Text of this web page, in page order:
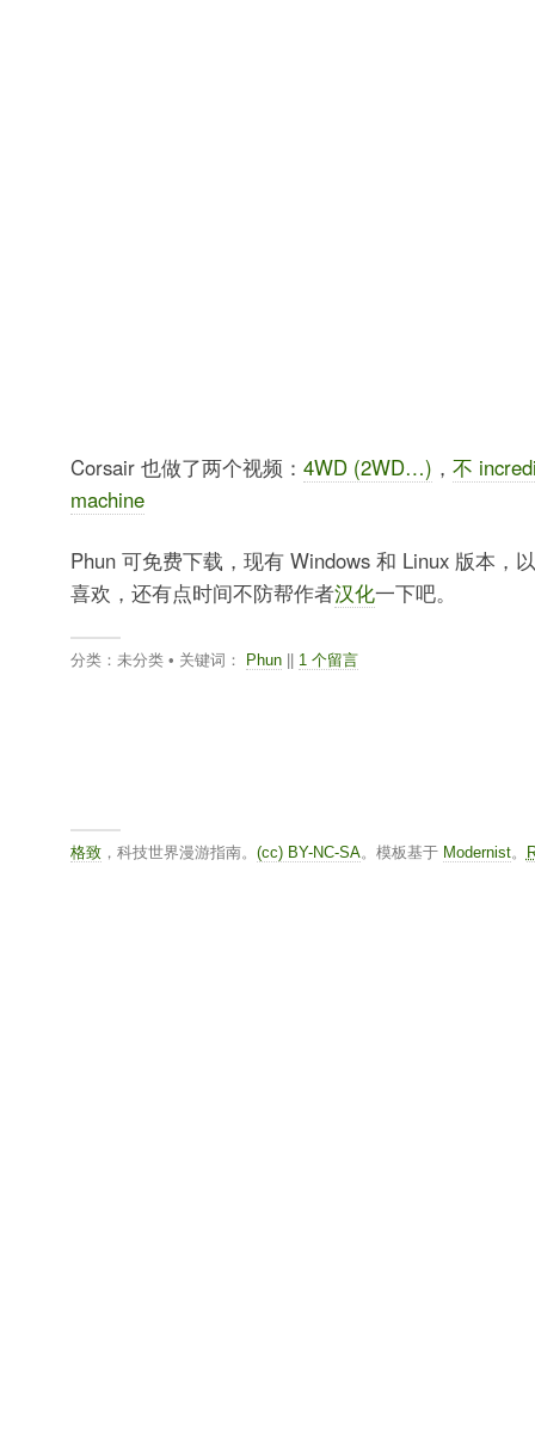
Corsair 也做了两个视频： 4WD (2WD…) ， 不
machine
Phun 可免费下载，现有 Windows 和 Linux 版本，
喜欢，还有点时间不防帮作者汉化一下吧。
分类：未分类 • 关键词： Phun|| 1 个留言
格致，科技世界漫游指南。 (cc) BY-NC-SA。模板基于 Modernist。